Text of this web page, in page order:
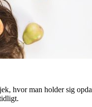
hvor man holder sig